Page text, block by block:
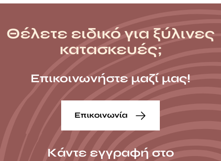
Θέλετε ειδικό για ξύλινες
κατασκευές;
Επικοινωνήστε μαζί μας!
Επικοινωνία
Κάντε εγγραφή στο